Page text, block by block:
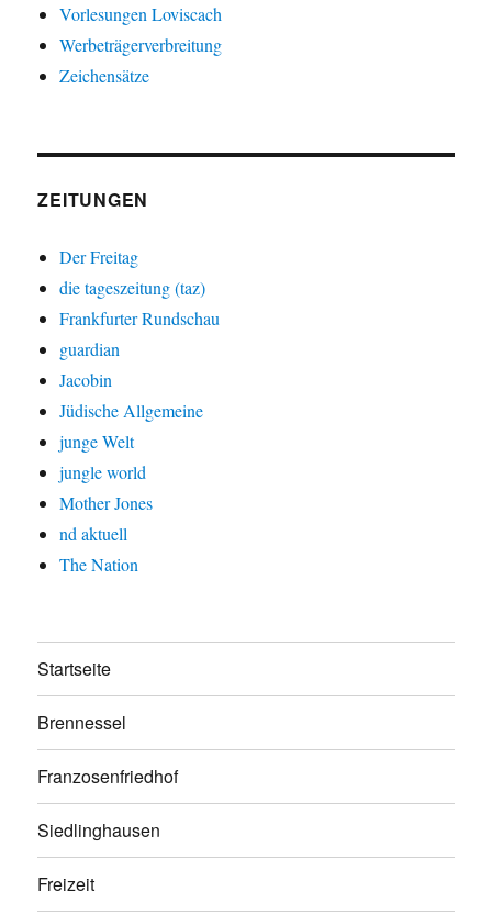
Vorlesungen Loviscach
Werbeträgerverbreitung
Zeichensätze
ZEITUNGEN
Der Freitag
die tageszeitung (taz)
Frankfurter Rundschau
guardian
Jacobin
Jüdische Allgemeine
junge Welt
jungle world
Mother Jones
nd aktuell
The Nation
Startseite
Brennessel
Franzosenfriedhof
Siedlinghausen
Freizeit